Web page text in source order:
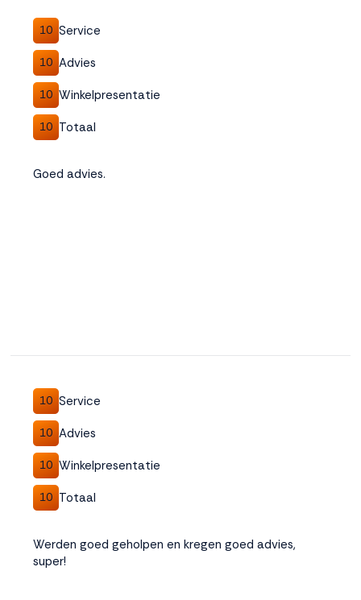
10 Service
10 Advies
10 Winkelpresentatie
10 Totaal
Goed advies.
10 Service
10 Advies
10 Winkelpresentatie
10 Totaal
Werden goed geholpen en kregen goed advies,
super!